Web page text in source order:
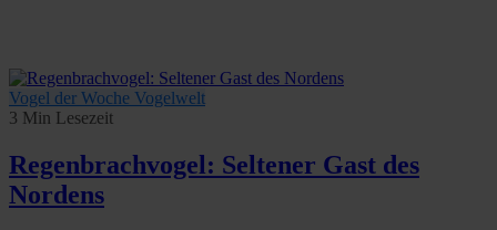
Vogel der Woche Vogelwelt
3 Min Lesezeit
Regenbrachvogel: Seltener Gast des
Nordens